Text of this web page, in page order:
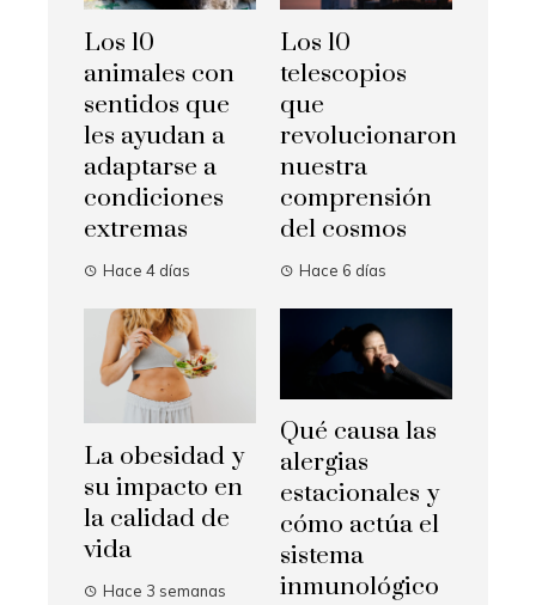
Los 10
animales con
sentidos que
les ayudan a
adaptarse a
condiciones
extremas
Hace 4 días
Los 10
telescopios
que
revolucionaron
nuestra
comprensión
del cosmos
Hace 6 días
La obesidad y
su impacto en
la calidad de
vida
Hace 3 semanas
Qué causa las
alergias
estacionales y
cómo actúa el
sistema
inmunológico